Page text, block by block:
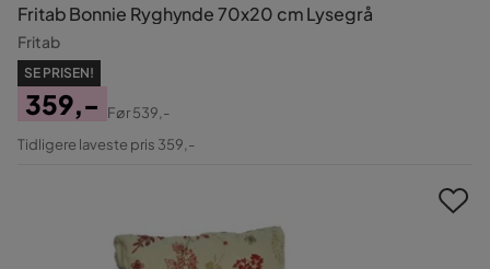
Fritab Bonnie Ryghynde 70x20 cm Lysegrå
Fritab
SE PRISEN!
Pris
359,-
Original
Før539,-
Tidligere laveste pris 359,-